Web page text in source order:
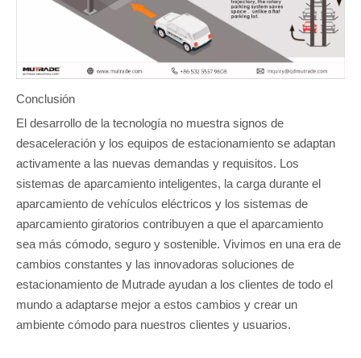
Conclusión
El desarrollo de la tecnología no muestra signos de
desaceleración y los equipos de estacionamiento se adaptan
activamente a las nuevas demandas y requisitos. Los
sistemas de aparcamiento inteligentes, la carga durante el
aparcamiento de vehículos eléctricos y los sistemas de
aparcamiento giratorios contribuyen a que el aparcamiento
sea más cómodo, seguro y sostenible. Vivimos en una era de
cambios constantes y las innovadoras soluciones de
estacionamiento de Mutrade ayudan a los clientes de todo el
mundo a adaptarse mejor a estos cambios y crear un
ambiente cómodo para nuestros clientes y usuarios.